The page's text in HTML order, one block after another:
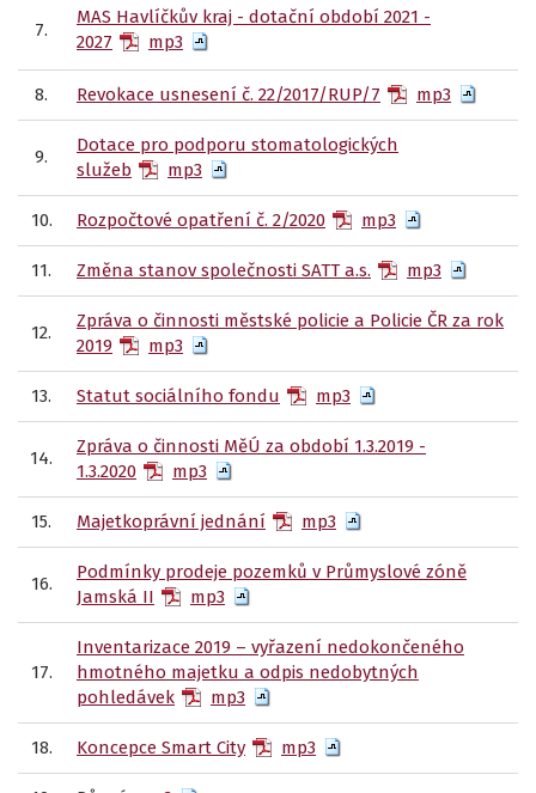
7.
MAS Havlíčkův kraj - dotační období 2021 -
2027
mp3
8. Revokace usnesení č. 22/2017/RUP/7 mp3
9.
Dotace pro podporu stomatologických
služeb
mp3
10. Rozpočtové opatření č. 2/2020 mp3
11. Změna stanov společnosti SATT a.s. mp3
12.
Zpráva o činnosti městské policie a Policie ČR za rok
2019
mp3
13. Statut sociálního fondu mp3
14.
Zpráva o činnosti MěÚ za období 1.3.2019 -
1.3.2020
mp3
15. Majetkoprávní jednání mp3
16.
Podmínky prodeje pozemků v Průmyslové zóně
Jamská II
mp3
17.
Inventarizace 2019 – vyřazení nedokončeného
hmotného majetku a odpis nedobytných
pohledávek
mp3
18. Koncepce Smart City mp3